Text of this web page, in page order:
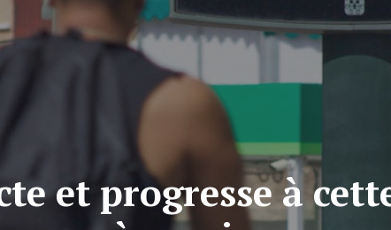
et progresse à